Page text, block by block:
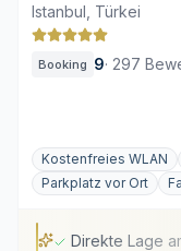
Istanbul, Türkei
Booking 9· 297
Kostenfreies WLAN
Parkplatz vor Ort
Direkte Lage